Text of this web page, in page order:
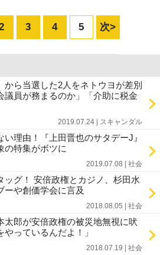
3 4 5 次>
ら当選した2人をネトウヨが差別
議員が務まるのか」「介助に税金
2019.07.24 | スキャンダル
理由！『上田晋也のサタデーJ』
の特集がボツに
2019.07.08 | 社会
ッグ！ 安倍政権とカジノ、杉田水
ーや創価学会に言及
2018.08.05 | 社会
太郎が安倍政権の被災地無視に吠
っているんだよ！」
2018.07.19 | 社会